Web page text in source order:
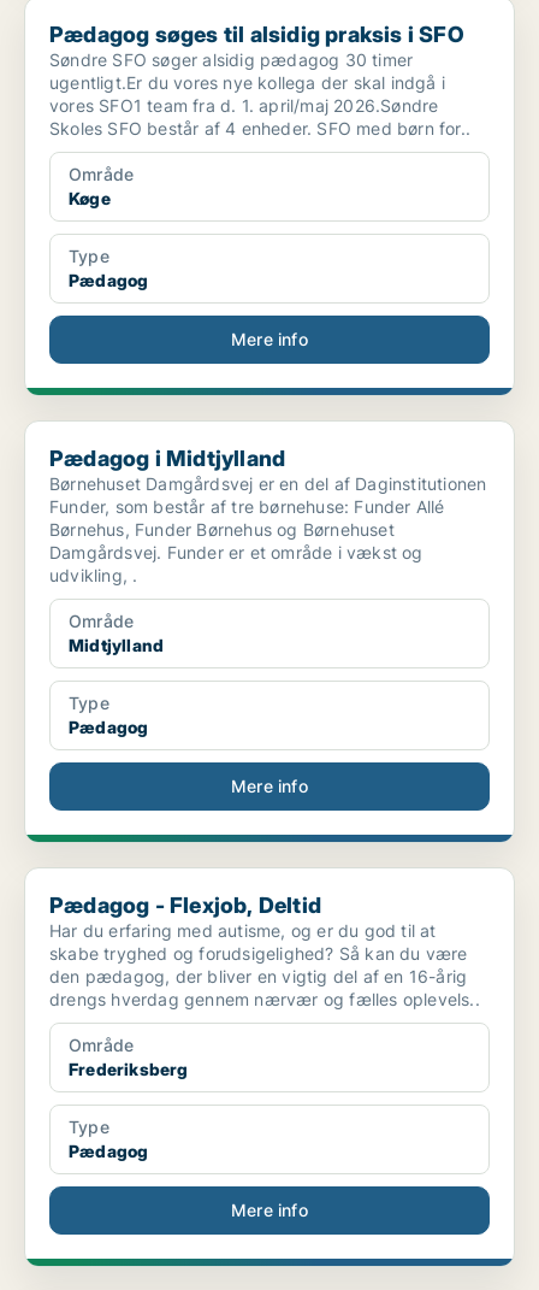
Pædagog søges til alsidig praksis i SFO
Pædagog søges til alsidig praksis i SFO
Søndre SFO søger alsidig pædagog 30 timer
ugentligt.Er du vores nye kollega der skal indgå i
vores SFO1 team fra d. 1. april/maj 2026.Søndre
Skoles SFO består af 4 enheder. SFO med børn for..
Område
Køge
Type
Pædagog
Mere info
Pædagog i Midtjylland
Pædagog i Midtjylland
Børnehuset Damgårdsvej er en del af Daginstitutionen
Funder, som består af tre børnehuse: Funder Allé
Børnehus, Funder Børnehus og Børnehuset
Damgårdsvej. Funder er et område i vækst og
udvikling, .
Område
Midtjylland
Type
Pædagog
Mere info
Pædagog - Flexjob, Deltid
Pædagog - Flexjob, Deltid
Har du erfaring med autisme, og er du god til at
skabe tryghed og forudsigelighed? Så kan du være
den pædagog, der bliver en vigtig del af en 16-årig
drengs hverdag gennem nærvær og fælles oplevels..
Område
Frederiksberg
Type
Pædagog
Mere info